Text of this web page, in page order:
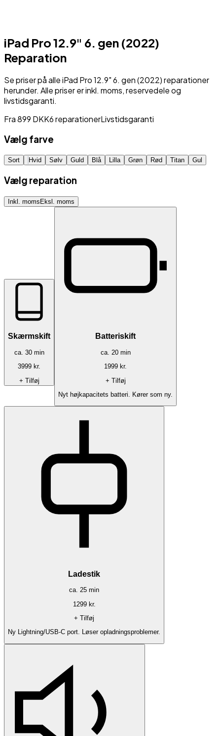
iPad Pro 12.9" 6. gen (2022)
Reparation
Se priser på alleiPad Pro 12.9" 6. gen (2022)reparationer
herunder. Alle priser er inkl. moms, reservedele og
livstidsgaranti.
Fra899 DKK6reparationerLivstidsgaranti
Vælg farve
Sort Hvid Sølv Guld Blå Lilla Grøn Rød Titan Gul
Vælg reparation
Inkl. momsEksl. moms
Skærmskift
ca. 30min
3999 kr.
+ Tilføj
Batteriskift
ca. 20min
1999 kr.
+ Tilføj
Nyt højkapacitets batteri. Kører som ny.
Ladestik
ca. 25 min
1299kr.
+ Tilføj
Ny Lightning/USB-C port. Løser opladningsproblemer.